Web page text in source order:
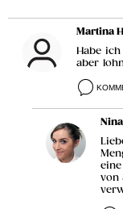
Martina
Habe
aber
von